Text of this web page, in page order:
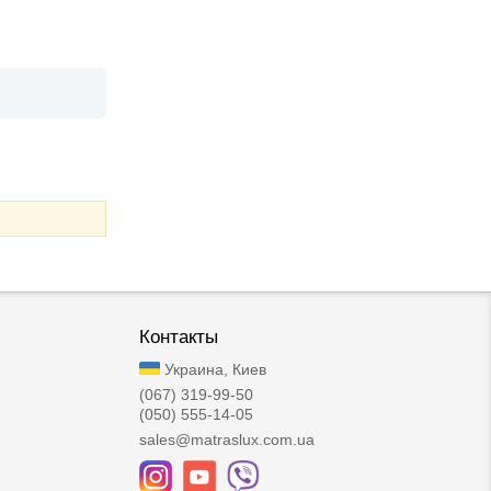
Контакты
Украина, Киев
(067) 319-99-50
(050) 555-14-05
sales@matraslux.com.ua